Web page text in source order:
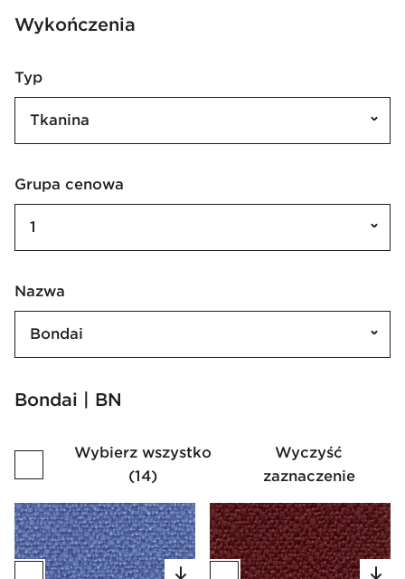
Wykończenia
Typ
Tkanina
Grupa cenowa
1
Nazwa
Bondai
Bondai | BN
Wybierz wszystko
(14)
Wyczyść
zaznaczenie